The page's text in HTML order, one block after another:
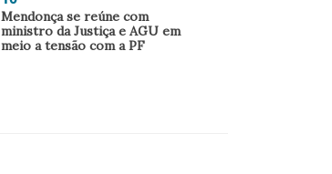
Mendonça se reúne com
ministro da Justiça e AGU em
meio a tensão com a PF